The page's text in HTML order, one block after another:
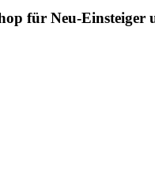
für Neu-Einsteiger